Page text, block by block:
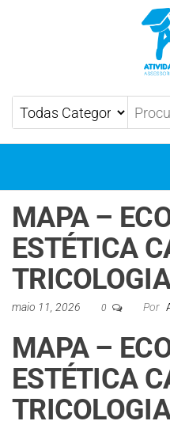
Atividade Mapa
MAPA –
ESTÉTICA
maio 11, 2026 0 Por
MAPA –
ESTÉTICA